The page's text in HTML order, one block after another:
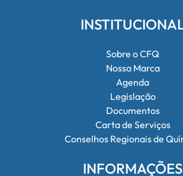
Sobre o CFQ
Nossa Marca
Agenda
Legislação
Documentos
Carta de Serviços
Conselhos Regionais de
INFORMAÇÕES